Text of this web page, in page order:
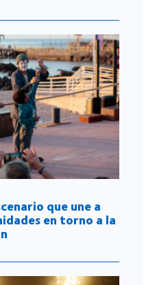
que une a
en torno a la